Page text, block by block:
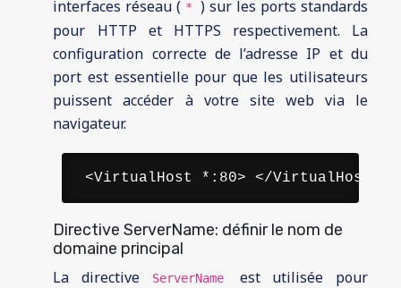
interfaces réseau ( * ) sur les ports standards
pour HTTP et HTTPS respectivement. La
configuration correcte de l’adresse IP et du
port est essentielle pour que les utilisateurs
puissent accéder à votre site web via le
navigateur.
<VirtualHost *:80> </VirtualHost>
Directive ServerName: définir le nom de
domaine principal
La directive
ServerName est utilisée pour